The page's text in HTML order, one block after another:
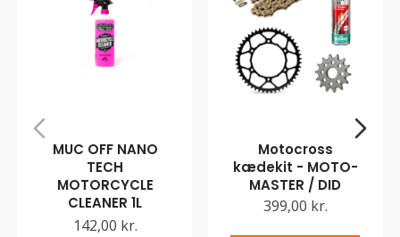
MUC OFF NANO
TECH
MOTORCYCLE
CLEANER 1L
142,00 kr.
Motocross
kædekit - MOTO-
MASTER / DID
399,00 kr.